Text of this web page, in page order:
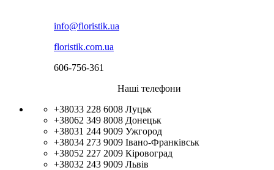
info@floristik.ua
floristik.com.ua
606-756-361
Наші телефони
+38033 228 6008 Луцьк
+38062 349 8008 Донецьк
+38031 244 9009 Ужгород
+38034 273 9009 Івано-Франківськ
+38052 227 2009 Кіровоград
+38032 243 9009 Львів